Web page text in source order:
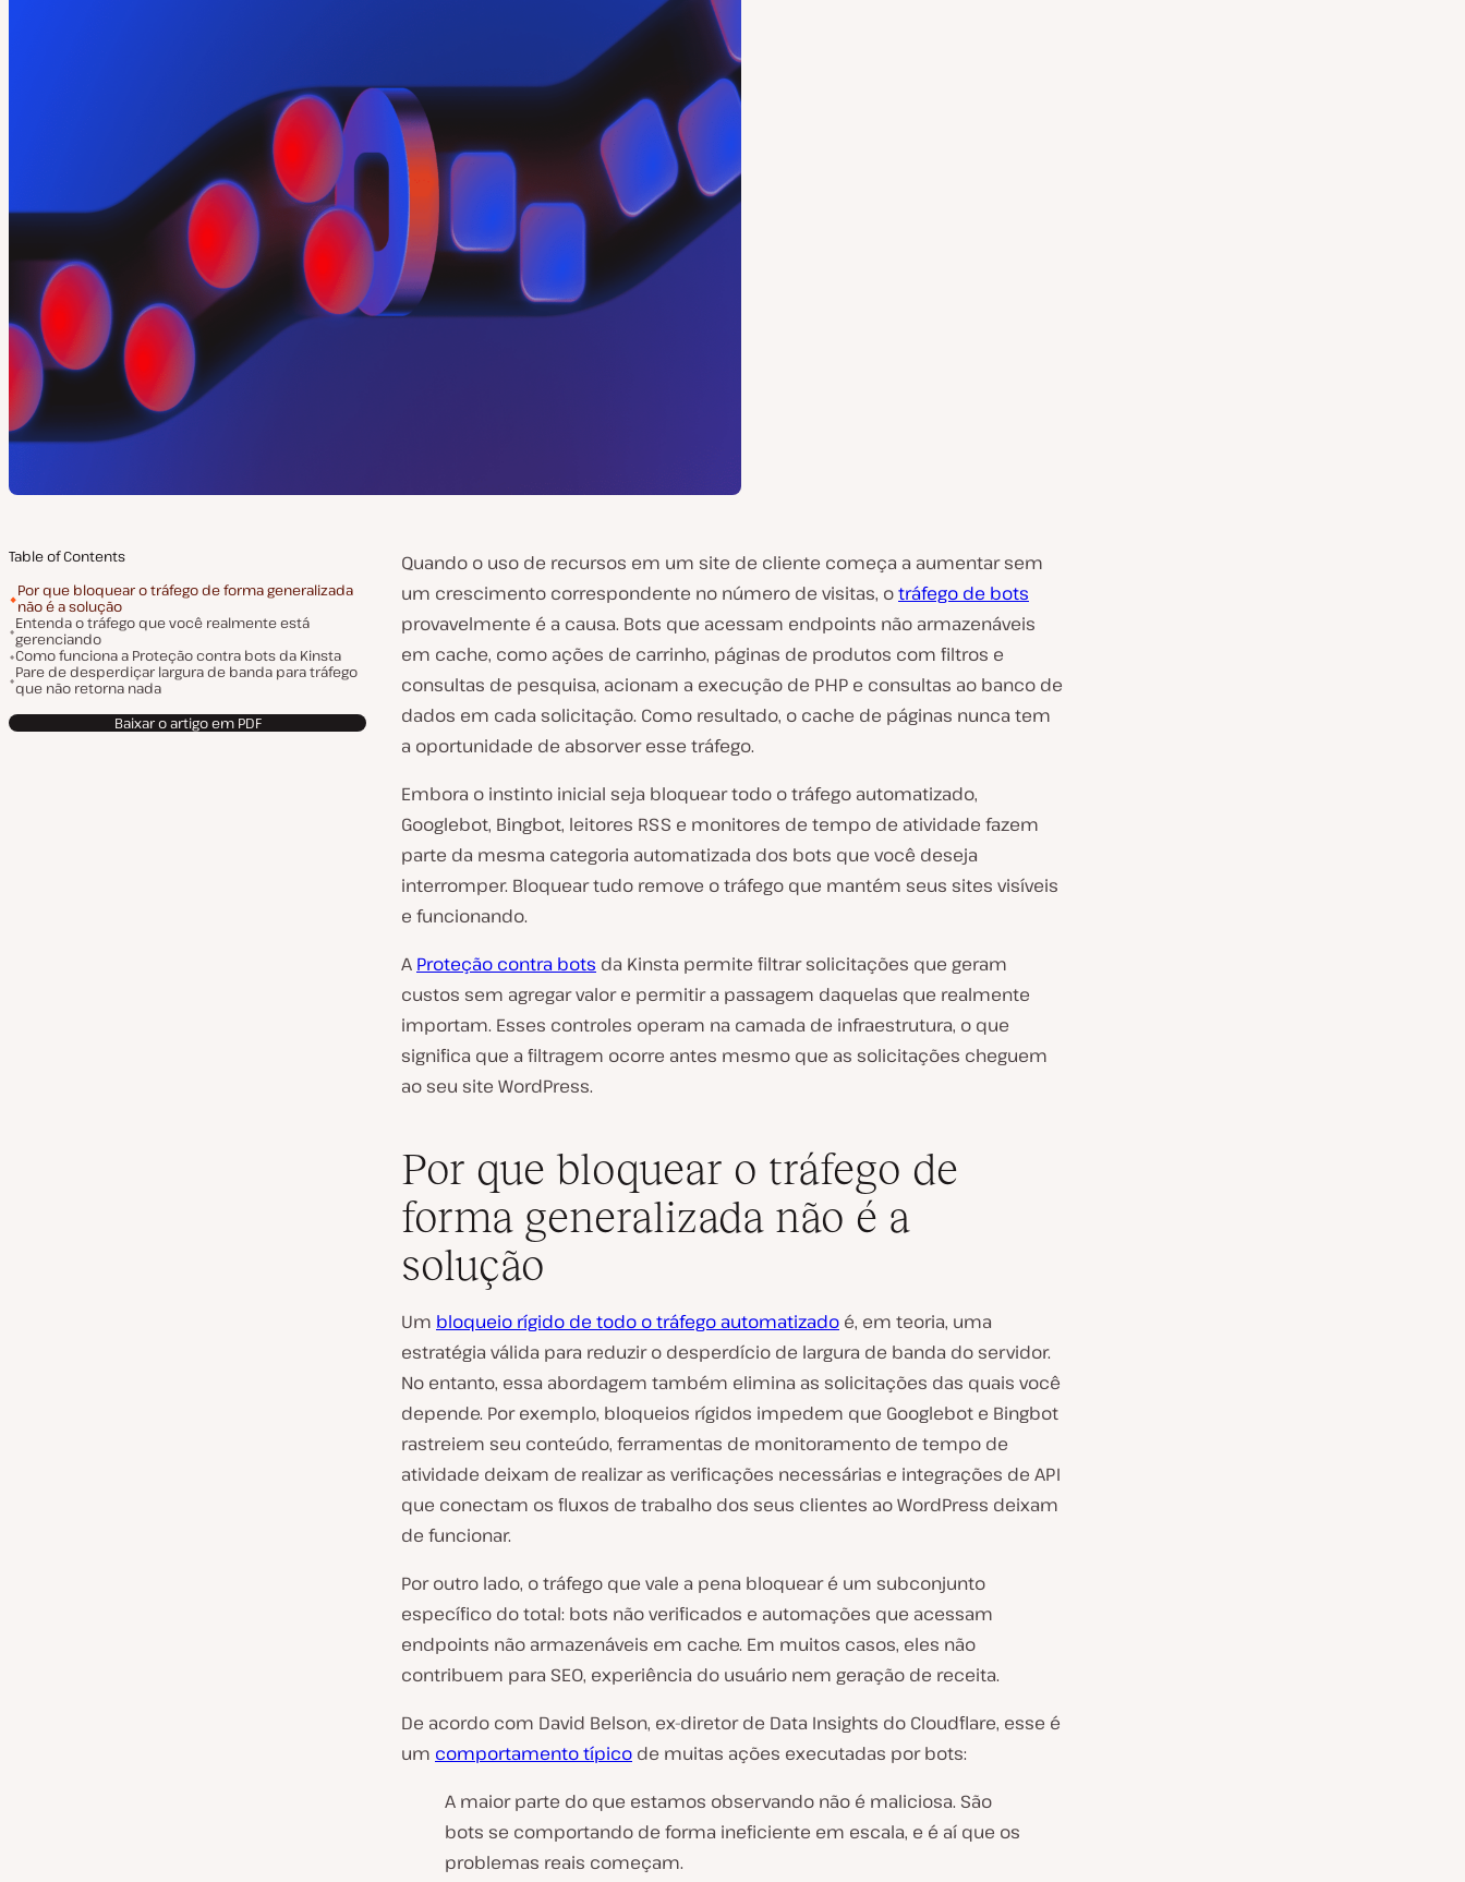
Table of Contents
Por que bloquear o tráfego de forma generalizada
não é a solução
Entenda o tráfego que você realmente está
gerenciando
Como funciona a Proteção contra bots da Kinsta
Pare de desperdiçar largura de banda para tráfego
que não retorna nada
Baixar o artigo em PDF
Quando o uso de recursos em um site de cliente começa a aumentar sem
um crescimento correspondente no número de visitas, otráfego de bots
provavelmente é a causa. Bots que acessam endpoints não armazenáveis
em cache, como ações de carrinho, páginas de produtos com filtros e
consultas de pesquisa, acionam a execução de PHP e consultas ao banco de
dados em cada solicitação. Como resultado, o cache de páginas nunca tem
a oportunidade de absorver esse tráfego.
Embora o instinto inicial seja bloquear todo o tráfego automatizado,
Googlebot, Bingbot, leitores RSS e monitores de tempo de atividade fazem
parte da mesma categoria automatizada dos bots que você deseja
interromper. Bloquear tudo remove o tráfego que mantém seus sites visíveis
e funcionando.
A Proteção contra bots da Kinsta permite filtrar solicitações que geram
custos sem agregar valor e permitir a passagem daquelas que realmente
importam. Esses controles operam na camada de infraestrutura, o que
significa que a filtragem ocorre antes mesmo que as solicitações cheguem
ao seu site WordPress.
Por que bloquear o tráfego de
forma generalizada não é a
solução
Um bloqueio rígido de todo o tráfego automatizado é, em teoria, uma
estratégia válida para reduzir o desperdício de largura de banda do servidor.
No entanto, essa abordagem também elimina as solicitações das quais você
depende. Por exemplo, bloqueios rígidos impedem que Googlebot e Bingbot
rastreiem seu conteúdo, ferramentas de monitoramento de tempo de
atividade deixam de realizar as verificações necessárias e integrações de API
que conectam os fluxos de trabalho dos seus clientes ao WordPress deixam
de funcionar.
Por outro lado, o tráfego que vale a pena bloquear é um subconjunto
específico do total: bots não verificados e automações que acessam
endpoints não armazenáveis em cache. Em muitos casos, eles não
contribuem para SEO, experiência do usuário nem geração de receita.
De acordo com David Belson, ex-diretor de Data Insights do Cloudflare, esse é
um comportamento típico de muitas ações executadas por bots:
A maior parte do que estamos observando não é maliciosa. São
bots se comportando de forma ineficiente em escala, e é aí que os
problemas reais começam.